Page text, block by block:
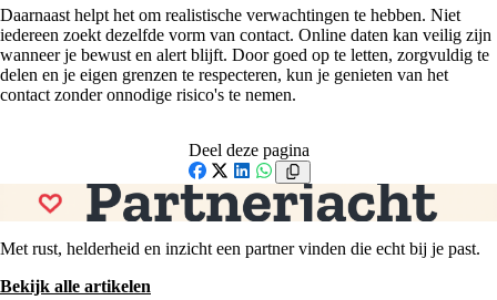
Daarnaast helpt het om realistische verwachtingen te hebben. Niet
iedereen zoekt dezelfde vorm van contact. Online daten kan veilig zijn
wanneer je bewust en alert blijft. Door goed op te letten, zorgvuldig te
delen en je eigen grenzen te respecteren, kun je genieten van het
contact zonder onnodige risico's te nemen.
Deel deze pagina
Facebook
X LinkedIn
WhatsApp
Met rust, helderheid en inzicht een partner vinden die echt bij je past.
Bekijk alle artikelen